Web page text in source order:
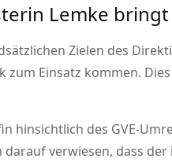
Lemke
Zielen des
zum Einsatz kommen.
hinsichtlich des GVE-
verwiesen, dass